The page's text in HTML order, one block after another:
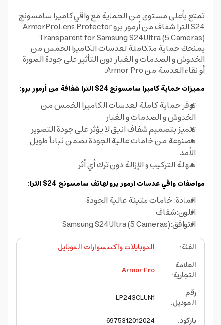
تمتع بأعلى مستوى من الحماية مع واقي كاميرا سامسونج
S24 الترا شفاف من أرمور برو ArmorProLens Protector
Transparent for Samsung S24Ultra (5 Cameras)
يمنحك حماية متكاملة لعدسات الكاميرا الخمس من
الخدوش و الصدمات و الغبار دون التأثير على جودة الصورة
أو نقاء العدسة من Armor Pro.
مميزات حماية كاميرا سامسونج S24 الترا شفافة من أرمور برو:
توفر حماية كاملة لعدسات الكاميرا الخمس من
الخدوش و الصدمات و الغبار
تتميز بتصميم شفاف انيق لا يؤثر على جودة التصوير
مصنوعة من خامات عالية الجودة تضمن ثباتاً طويل
الأمد
سهلة التركيب و الإزالة دون ترك أي أثر
مواصفات واقي عدسات أرمور برو لهاتف سامسونج S24 الترا:
المادة: خامات متينة عالية الجودة
اللون:شفاف
التوافق:Samsung S24Ultra (5 Cameras)
الفئة:
الموبايلات واكسسوارات الموبايل
العلامة
التجارية:
Armor Pro
رقم
الموديل:
LP243CLUN1
باركود:
6975312012024